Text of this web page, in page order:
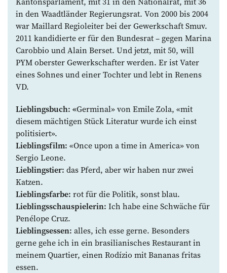
in den Waadtländer Regierungsrat. Von 2000 bis 2004
war Maillard Regioleiter bei der Gewerkschaft Smuv.
2011 kandidierte er für den Bundesrat – gegen Marina
Carobbio und Alain Berset. Und jetzt, mit 50, will
PYM oberster Gewerkschafter werden. Er ist Vater
eines Sohnes und einer Tochter und lebt in Renens
VD.
Lieblingsbuch: «Germinal» von Emile Zola, «mit
diesem mächtigen Stück Literatur wurde ich einst
politisiert».
Lieblingsfilm: «Once upon a time in America» von
Sergio Leone.
Lieblingstier: das Pferd, aber wir haben nur zwei
Katzen.
Lieblingsfarbe: rot für die Politik, sonst blau.
Lieblingsschauspielerin: Ich habe eine Schwäche für
Penélope Cruz.
Lieblingsessen: alles, ich esse gerne. Besonders
gerne gehe ich in ein brasilianisches Restaurant in
meinem Quartier, einen Rodízio mit Bananas fritas
essen.